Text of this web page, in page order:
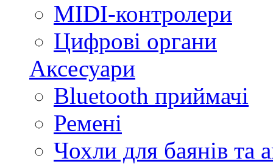
MIDI-контролери
Цифрові органи
Аксесуари
Bluetooth приймачі
Ремені
Чохли для баянів та